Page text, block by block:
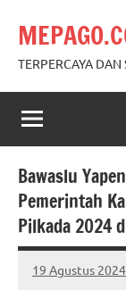
content
TERPERCAYA
Bawaslu
Pemerintah
Pilkada 2024
19 Agustus 2024
No